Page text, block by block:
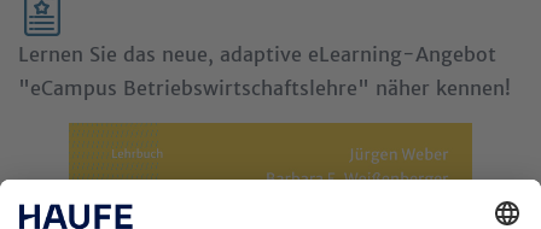
Lernen Sie das neue, adaptive eLearning-Angebot
"eCampus Betriebswirtschaftslehre" näher kennen!